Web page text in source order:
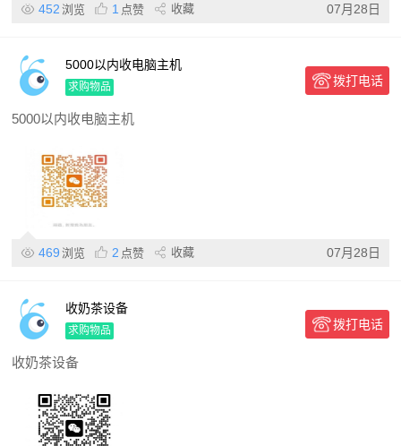
452 浏览 1 点赞 收藏 07月28日
5000以内收电脑主机
求购物品 拨打电话
5000以内收电脑主机
469 浏览 2 点赞 收藏 07月28日
收奶茶设备
求购物品 拨打电话
收奶茶设备